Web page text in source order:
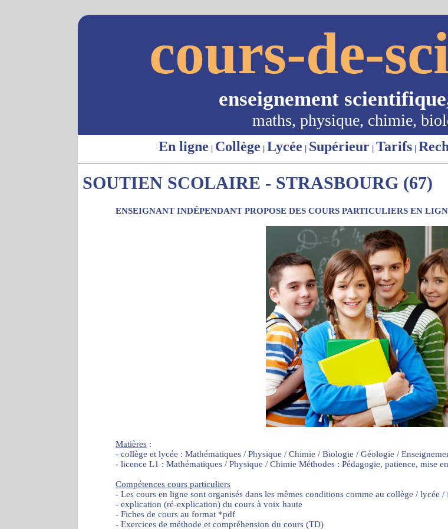
cours-de-
enseignement
maths, physique, chimie,
En ligne | Collège | Lycée | Supérieur | Tarifs |
SOUTIEN SCOLAIRE - STRASBOURG (67)
ENSEIGNANT INDÉPENDANT PROPOSE DES COURS PARTICULIERS EN
Matières :
- collège et lycée : Mathématiques / Physique / Chimie / Biologie / Géologie /
- licence L1 : Mathématiques / Physique / Chimie Méthodes : Pédagogie, patience, mise
Compétences cours particuliers
- Les cours en ligne sont organisés dans les mêmes conditions comme au collège / lycée /
- explication (ré-explication) du cours à voix haute
- Fiches de cours au format *pdf
- Exercices de méthode et compréhension du cours (TD)